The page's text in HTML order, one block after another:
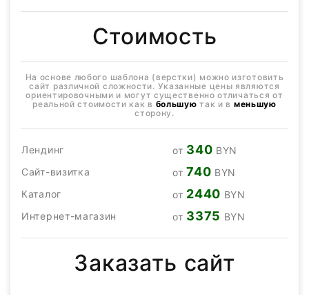
Стоимость
На основе любого шаблона (верстки) можно изготовить
сайт различной сложности. Указанные цены являются
ориентировочными и могут существенно отличаться от
реальной стоимости как в большую так и в меньшую
сторону.
Лендинг от 340 BYN
Сайт-визитка
от740 BYN
Каталог
от 2440 BYN
Интернет-магазин
от 3375 BYN
Заказать сайт